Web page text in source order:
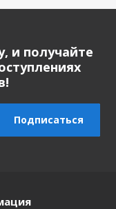
и получайте